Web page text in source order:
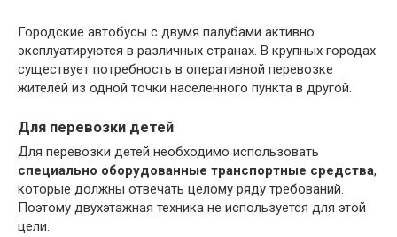
Городские автобусы с двумя палубами активно
эксплуатируются в различных странах. В крупных городах
существует потребность в оперативной перевозке
жителей из одной точки населенного пункта в другой.
Для перевозки детей
Для перевозки детей необходимо использовать
специально оборудованные транспортные средства,
которые должны отвечать целому ряду требований.
Поэтому двухэтажная техника не используется для этой
цели.